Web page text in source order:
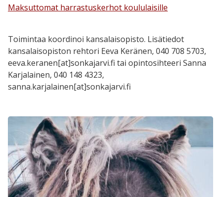
Maksuttomat harrastuskerhot koululaisille
Toimintaa koordinoi kansalaisopisto. Lisätiedot
kansalaisopiston rehtori Eeva Keränen, 040 708 5703,
eeva.keranen[at]sonkajarvi.fi tai opintosihteeri Sanna
Karjalainen, 040 148 4323,
sanna.karjalainen[at]sonkajarvi.fi